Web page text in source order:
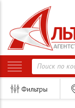
Фильтры